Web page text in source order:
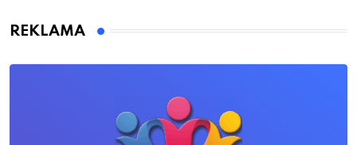
REKLAMA